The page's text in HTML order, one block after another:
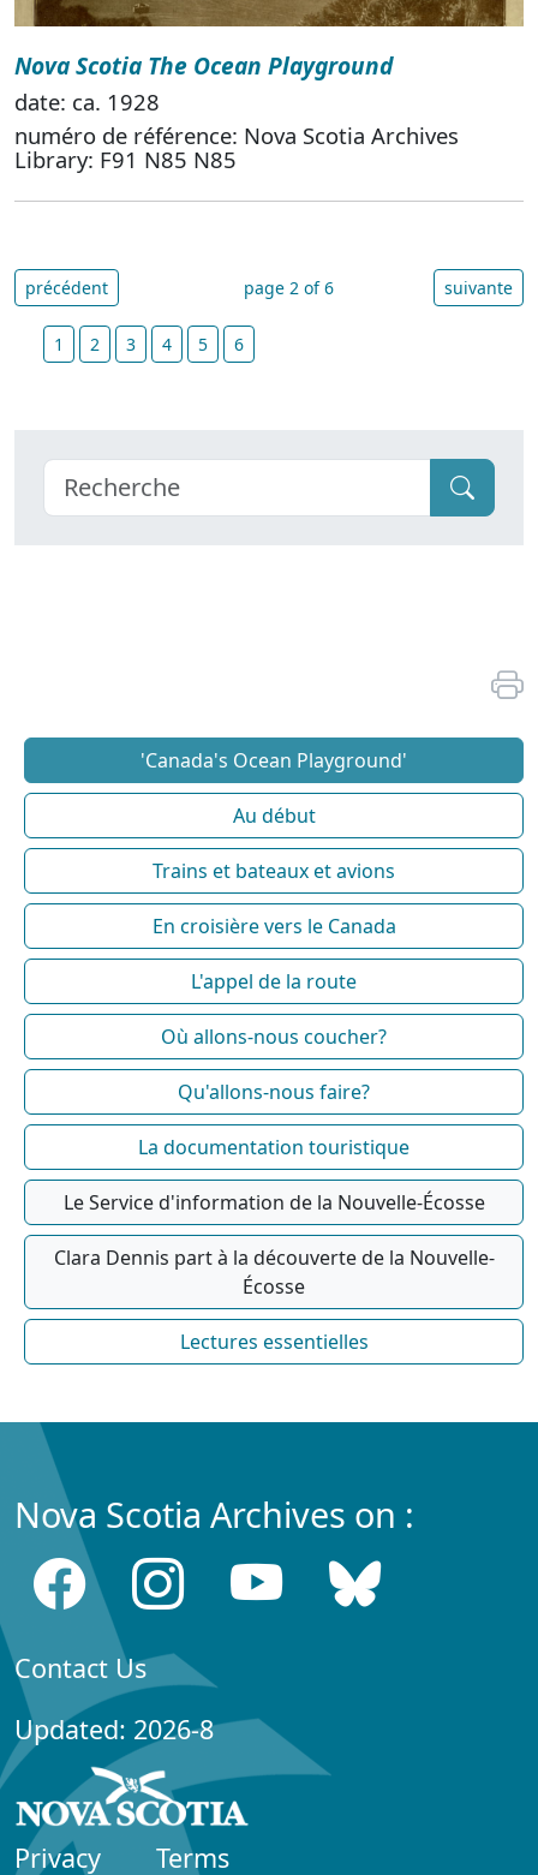
Nova Scotia The Ocean Playground
date: ca. 1928
numéro de référence: Nova Scotia Archives
Library: F91 N85 N85
précédent page 2 of 6 suivante
1 2 3 4 5 6
'Canada's Ocean Playground'
Au début
Trains et bateaux et avions
En croisière vers le Canada
L'appel de la route
Où allons-nous coucher?
Qu'allons-nous faire?
La documentation touristique
Le Service d'information de la Nouvelle-Écosse
Clara Dennis part à la découverte de la Nouvelle-
Écosse
Lectures essentielles
Nova Scotia Archives on :
Contact Us
Updated: 2026-8
Privacy Terms